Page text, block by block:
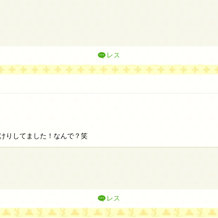
レス
りしてました！なんで？笑
レス